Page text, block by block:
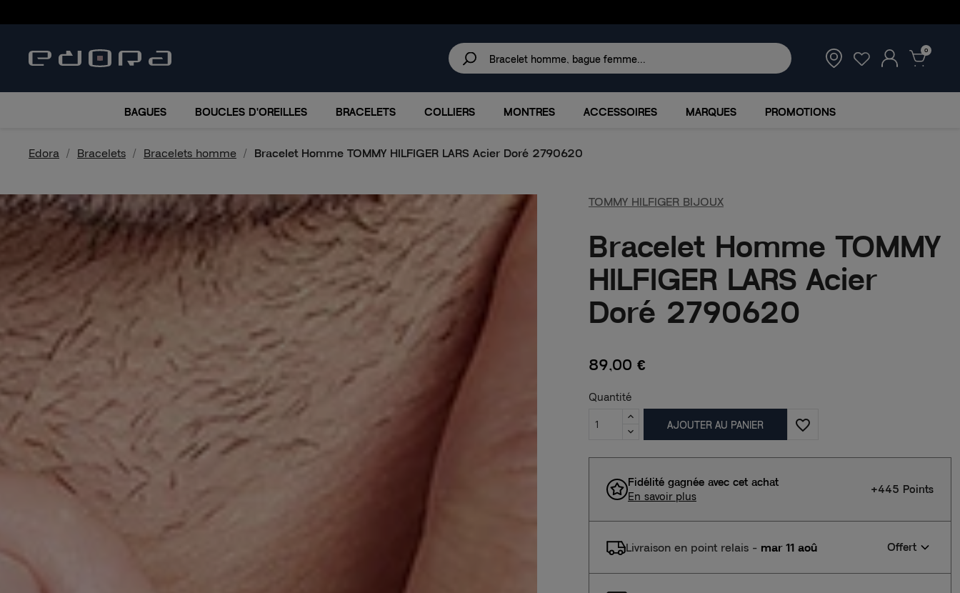
BRACELETS COLLIERS PROMOTIONS
0
BAGUES BOUCLES D'OREILLES BRACELETS COLLIERS MONTRES ACCESSOIRES MARQUES PROMOTIONS
Edora Bracelets Bracelets homme Bracelet Homme TOMMY HILFIGER LARS Acier Doré 2790620
TOMMY HILFIGER BIJOUX
Bracelet Homme TOMMY
HILFIGER LARS Acier
Doré 2790620
89,00 €
Quantité
AJOUTER AU PANIER favorite_border
Fidélité gagnée avec cet achat
En savoir plus
+445 Points
Livraison en point relais- mar 11 aoû Offert